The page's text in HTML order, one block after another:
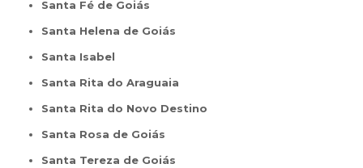
Santa Fé de Goiás
Santa Helena de Goiás
Santa Isabel
Santa Rita do Araguaia
Santa Rita do Novo Destino
Santa Rosa de Goiás
Santa Tereza de Goiás